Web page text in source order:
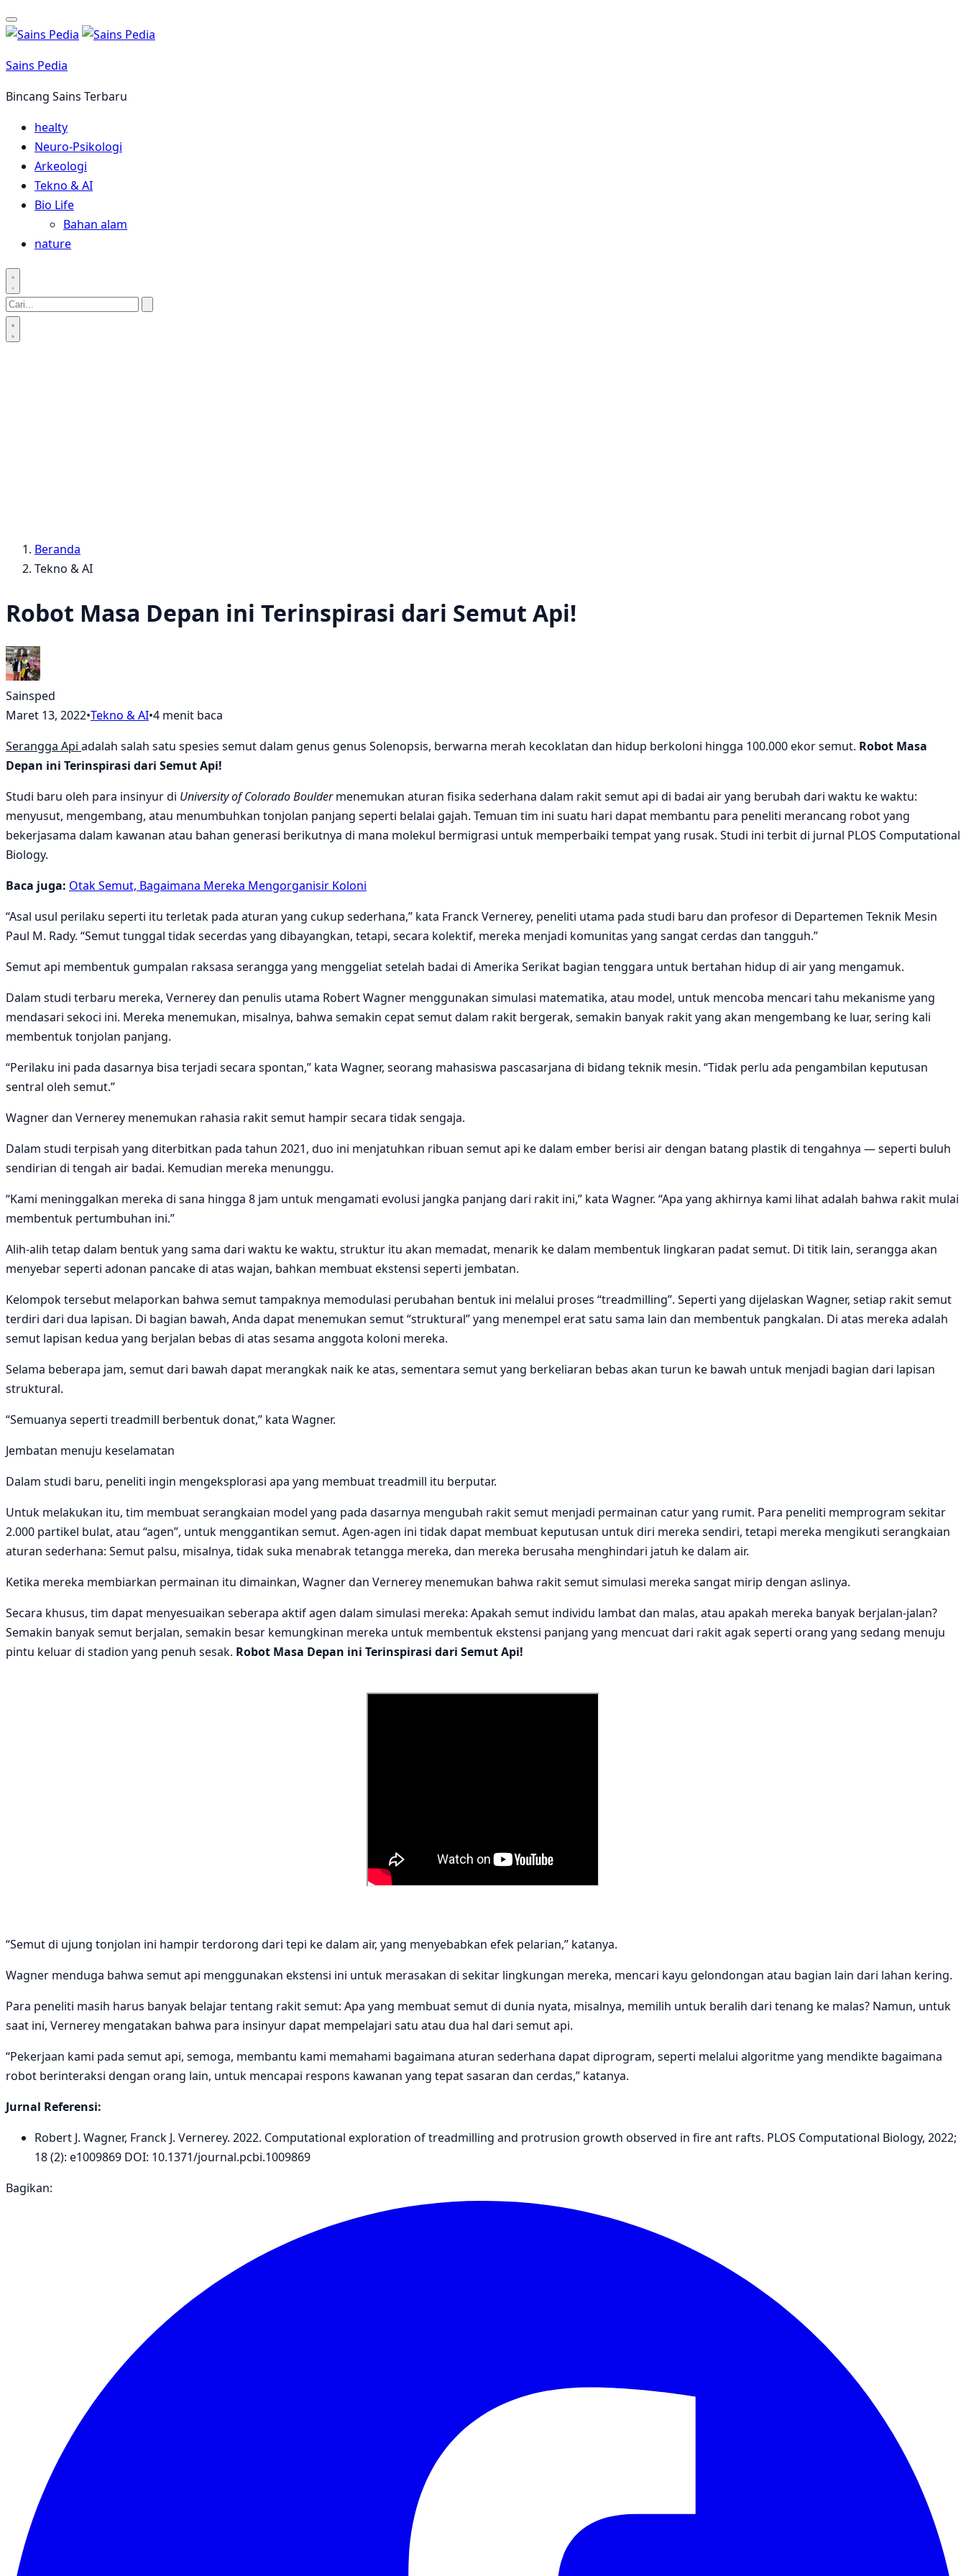
Langsung
ke
Sains Pedia
Bincang Sains Terbaru
healty
Neuro-Psikologi
Arkeologi
Tekno & AI
Bio Life
Bahan alam
nature
Beranda
Tekno & AI
Robot Masa Depan ini Terinspirasi dari Semut Api!
Sainsped
Maret 13, 2022•Tekno & AI•4 menit baca
Serangga Api adalah salah satu spesies semut dalam genus genus Solenopsis, berwarna merah kecoklatan dan hidup berkoloni hingga 100.000 ekor semut. Robot Masa
Depan ini Terinspirasi dari Semut Api!
Studi baru oleh para insinyur di University of Colorado Bouldermenemukan aturan fisika sederhana dalam rakit semut api di badai air yang berubah dari waktu ke waktu:
menyusut, mengembang, atau menumbuhkan tonjolan panjang seperti belalai gajah. Temuan tim ini suatu hari dapat membantu para peneliti merancang robot yang
bekerjasama dalam kawanan atau bahan generasi berikutnya di mana molekul bermigrasi untuk memperbaiki tempat yang rusak. Studi ini terbit di jurnal PLOS Computational
Biology.
Baca juga: Otak Semut, Bagaimana Mereka Mengorganisir Koloni
“Asal usul perilaku seperti itu terletak pada aturan yang cukup sederhana,” kata Franck Vernerey, peneliti utama pada studi baru dan profesor di Departemen Teknik Mesin
Paul M. Rady. “Semut tunggal tidak secerdas yang dibayangkan, tetapi, secara kolektif, mereka menjadi komunitas yang sangat cerdas dan tangguh.”
Semut api membentuk gumpalan raksasa serangga yang menggeliat setelah badai di Amerika Serikat bagian tenggara untuk bertahan hidup di air yang mengamuk.
Dalam studi terbaru mereka, Vernerey dan penulis utama Robert Wagner menggunakan simulasi matematika, atau model, untuk mencoba mencari tahu mekanisme yang
mendasari sekoci ini. Mereka menemukan, misalnya, bahwa semakin cepat semut dalam rakit bergerak, semakin banyak rakit yang akan mengembang ke luar, sering kali
membentuk tonjolan panjang.
“Perilaku ini pada dasarnya bisa terjadi secara spontan,” kata Wagner, seorang mahasiswa pascasarjana di bidang teknik mesin. “Tidak perlu ada pengambilan keputusan
sentral oleh semut.”
Wagner dan Vernerey menemukan rahasia rakit semut hampir secara tidak sengaja.
Dalam studi terpisah yang diterbitkan pada tahun 2021, duo ini menjatuhkan ribuan semut api ke dalam ember berisi air dengan batang plastik di tengahnya — seperti buluh
sendirian di tengah air badai. Kemudian mereka menunggu.
“Kami meninggalkan mereka di sana hingga 8 jam untuk mengamati evolusi jangka panjang dari rakit ini,” kata Wagner. “Apa yang akhirnya kami lihat adalah bahwa rakit mulai
membentuk pertumbuhan ini.”
Alih-alih tetap dalam bentuk yang sama dari waktu ke waktu, struktur itu akan memadat, menarik ke dalam membentuk lingkaran padat semut. Di titik lain, serangga akan
menyebar seperti adonan pancake di atas wajan, bahkan membuat ekstensi seperti jembatan.
Kelompok tersebut melaporkan bahwa semut tampaknya memodulasi perubahan bentuk ini melalui proses “treadmilling”. Seperti yang dijelaskan Wagner, setiap rakit semut
terdiri dari dua lapisan. Di bagian bawah, Anda dapat menemukan semut “struktural” yang menempel erat satu sama lain dan membentuk pangkalan. Di atas mereka adalah
semut lapisan kedua yang berjalan bebas di atas sesama anggota koloni mereka.
Selama beberapa jam, semut dari bawah dapat merangkak naik ke atas, sementara semut yang berkeliaran bebas akan turun ke bawah untuk menjadi bagian dari lapisan
struktural.
“Semuanya seperti treadmill berbentuk donat,” kata Wagner.
Jembatan menuju keselamatan
Dalam studi baru, peneliti ingin mengeksplorasi apa yang membuat treadmill itu berputar.
Untuk melakukan itu, tim membuat serangkaian model yang pada dasarnya mengubah rakit semut menjadi permainan catur yang rumit. Para peneliti memprogram sekitar
2.000 partikel bulat, atau “agen”, untuk menggantikan semut. Agen-agen ini tidak dapat membuat keputusan untuk diri mereka sendiri, tetapi mereka mengikuti serangkaian
aturan sederhana: Semut palsu, misalnya, tidak suka menabrak tetangga mereka, dan mereka berusaha menghindari jatuh ke dalam air.
Ketika mereka membiarkan permainan itu dimainkan, Wagner dan Vernerey menemukan bahwa rakit semut simulasi mereka sangat mirip dengan aslinya.
Secara khusus, tim dapat menyesuaikan seberapa aktif agen dalam simulasi mereka: Apakah semut individu lambat dan malas, atau apakah mereka banyak berjalan-jalan?
Semakin banyak semut berjalan, semakin besar kemungkinan mereka untuk membentuk ekstensi panjang yang mencuat dari rakit agak seperti orang yang sedang menuju
pintu keluar di stadion yang penuh sesak. Robot Masa Depan ini Terinspirasi dari Semut Api!
“Semut di ujung tonjolan ini hampir terdorong dari tepi ke dalam air, yang menyebabkan efek pelarian,” katanya.
Wagner menduga bahwa semut api menggunakan ekstensi ini untuk merasakan di sekitar lingkungan mereka, mencari kayu gelondongan atau bagian lain dari lahan kering.
Para peneliti masih harus banyak belajar tentang rakit semut: Apa yang membuat semut di dunia nyata, misalnya, memilih untuk beralih dari tenang ke malas? Namun, untuk
saat ini, Vernerey mengatakan bahwa para insinyur dapat mempelajari satu atau dua hal dari semut api.
“Pekerjaan kami pada semut api, semoga, membantu kami memahami bagaimana aturan sederhana dapat diprogram, seperti melalui algoritme yang mendikte bagaimana
robot berinteraksi dengan orang lain, untuk mencapai respons kawanan yang tepat sasaran dan cerdas,” katanya.
Jurnal Referensi:
Robert J. Wagner, Franck J. Vernerey. 2022. Computational exploration of treadmilling and protrusion growth observed in fire ant rafts. PLOS Computational Biology, 2022;
18 (2): e1009869 DOI: 10.1371/journal.pcbi.1009869
Bagikan: